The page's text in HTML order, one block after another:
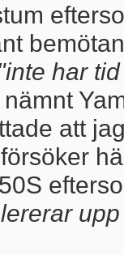
har
att